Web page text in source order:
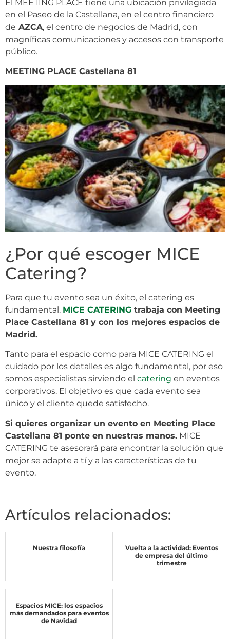
El MEETING PLACE tiene una ubicación privilegiada
en el Paseo de la Castellana, en el centro financiero
de AZCA, el centro de negocios de Madrid, con
magníficas comunicaciones y accesos con transporte
público.
MEETING PLACE Castellana 81
¿Por qué escoger MICE
Catering?
Para que tu evento sea un éxito, el catering es
fundamental. MICE CATERING trabaja con Meeting
Place Castellana 81 y con los mejores espacios de
Madrid.
Tanto para el espacio como para MICE CATERING el
cuidado por los detalles es algo fundamental, por eso
somos especialistas sirviendo el catering en eventos
corporativos. El objetivo es que cada evento sea
único y el cliente quede satisfecho.
Si quieres organizar un evento en Meeting Place
Castellana 81 ponte en nuestras manos. MICE
CATERING te asesorará para encontrar la solución que
mejor se adapte a tí y a las características de tu
evento.
Artículos relacionados:
Nuestra filosofía
Vuelta a la actividad: Eventos
de empresa del último
trimestre
Espacios MICE: los espacios
más demandados para eventos
de Navidad